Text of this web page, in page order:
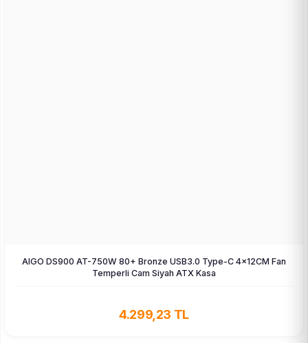
AIGO DS900 AT-750W 80+ Bronze USB3.0 Type-C 4×12CM Fan
Temperli Cam Siyah ATX Kasa
4.299,23 TL